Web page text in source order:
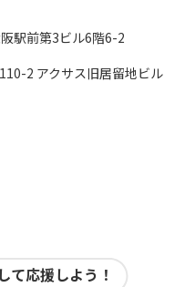
駅前第3ビル6階6-2
2 アクサス旧居留地ビル
て応援しよう！